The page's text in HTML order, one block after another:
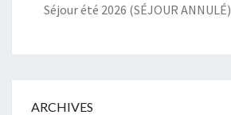
Séjour été 2026 (SÉJOUR ANNULÉ)
ARCHIVES